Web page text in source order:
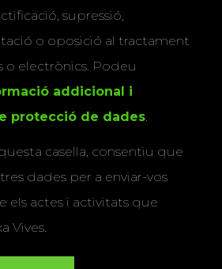
supressió,
o oposició al tractament
o electrònics. Podeu
addicional i
protecció de dades
casella, consentiu que
dades per a enviar-vos
els actes i activitats que
Vives.